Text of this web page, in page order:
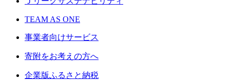
TEAM AS ONE
事業者向けサービス
寄附をお考えの方へ
企業版ふるさと納税